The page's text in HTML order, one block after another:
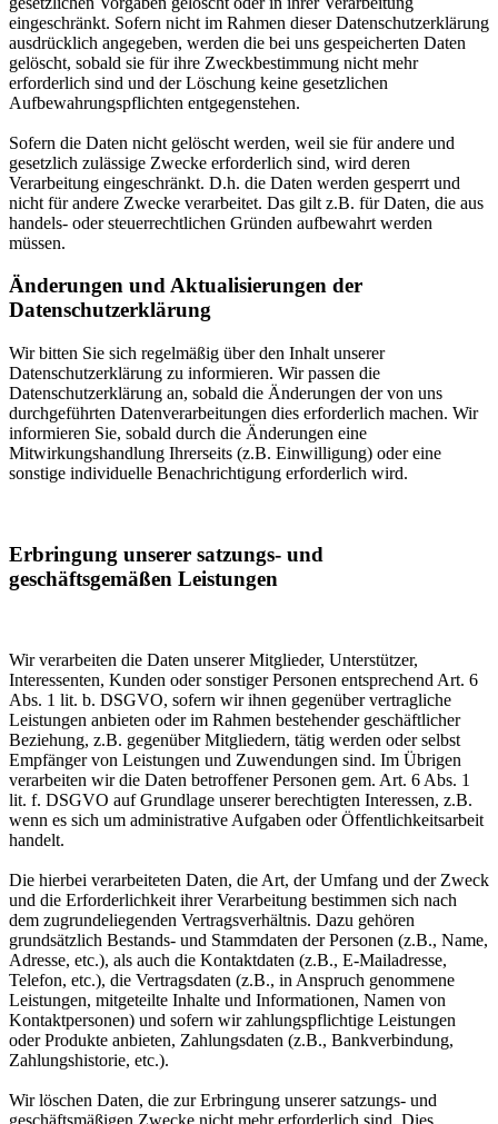
eingeschränkt. Sofern nicht im Rahmen dieser Datenschutzerklärung
ausdrücklich angegeben, werden die bei uns gespeicherten Daten
gelöscht, sobald sie für ihre Zweckbestimmung nicht mehr
erforderlich sind und der Löschung keine gesetzlichen
Aufbewahrungspflichten entgegenstehen.
Sofern die Daten nicht gelöscht werden, weil sie für andere und
gesetzlich zulässige Zwecke erforderlich sind, wird deren
Verarbeitung eingeschränkt. D.h. die Daten werden gesperrt und
nicht für andere Zwecke verarbeitet. Das gilt z.B. für Daten, die aus
handels- oder steuerrechtlichen Gründen aufbewahrt werden
müssen.
Änderungen und Aktualisierungen der
Datenschutzerklärung
Wir bitten Sie sich regelmäßig über den Inhalt unserer
Datenschutzerklärung zu informieren. Wir passen die
Datenschutzerklärung an, sobald die Änderungen der von uns
durchgeführten Datenverarbeitungen dies erforderlich machen. Wir
informieren Sie, sobald durch die Änderungen eine
Mitwirkungshandlung Ihrerseits (z.B. Einwilligung) oder eine
sonstige individuelle Benachrichtigung erforderlich wird.
Erbringung unserer satzungs- und
geschäftsgemäßen Leistungen
Wir verarbeiten die Daten unserer Mitglieder, Unterstützer,
Interessenten, Kunden oder sonstiger Personen entsprechend Art. 6
Abs. 1 lit. b. DSGVO, sofern wir ihnen gegenüber vertragliche
Leistungen anbieten oder im Rahmen bestehender geschäftlicher
Beziehung, z.B. gegenüber Mitgliedern, tätig werden oder selbst
Empfänger von Leistungen und Zuwendungen sind. Im Übrigen
verarbeiten wir die Daten betroffener Personen gem. Art. 6 Abs. 1
lit. f. DSGVO auf Grundlage unserer berechtigten Interessen, z.B.
wenn es sich um administrative Aufgaben oder Öffentlichkeitsarbeit
handelt.
Die hierbei verarbeiteten Daten, die Art, der Umfang und der Zweck
und die Erforderlichkeit ihrer Verarbeitung bestimmen sich nach
dem zugrundeliegenden Vertragsverhältnis. Dazu gehören
grundsätzlich Bestands- und Stammdaten der Personen (z.B., Name,
Adresse, etc.), als auch die Kontaktdaten (z.B., E-Mailadresse,
Telefon, etc.), die Vertragsdaten (z.B., in Anspruch genommene
Leistungen, mitgeteilte Inhalte und Informationen, Namen von
Kontaktpersonen) und sofern wir zahlungspflichtige Leistungen
oder Produkte anbieten, Zahlungsdaten (z.B., Bankverbindung,
Zahlungshistorie, etc.).
Wir löschen Daten, die zur Erbringung unserer satzungs- und
geschäftsmäßigen Zwecke nicht mehr erforderlich sind. Dies